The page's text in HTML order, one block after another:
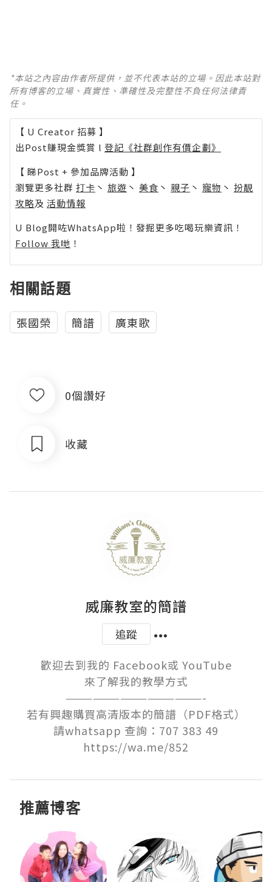
*本站之內容由作者所提供，並不代表本站的立場。因此本站對
所有博客的立場、真實性、準確性及完整性不負任何法律責
任。
【 U Creator 招募 】
出Post賺現金獎賞 l 登記《社群創作有價企劃》
【 睇Post + 參加品牌活動 】
瀏覽更多社群 打卡 丶 旅遊 丶 美食 丶 親子 丶 寵物 丶 扮靚
攻略及 活動情報
U Blog開咗WhatsApp啦！發掘更多吃喝玩樂資訊！
Follow 我哋 ！
相關話題
張國榮 簡譜 廣東歌
0個讚好
收藏
威廉教室的簡譜
追蹤
歡迎去到我的 Facebook或 YouTube
來了解我的教學方式
———————————————-
若有興趣購買高清版本的簡譜（PDF格式）
請whatsapp 查詢：707 383 49
https://wa.me/852
推薦博客